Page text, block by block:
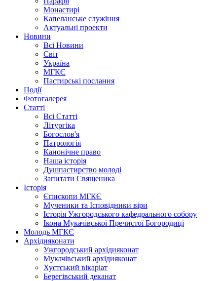
Монастирі
Капеланське служіння
Актуальні проекти
Новини
Всі Новини
Світ
Україна
МГКЄ
Пастирські послання
Події
Фотогалерея
Статті
Всі Статті
Літургіка
Богослов'я
Патрологія
Канонічне право
Наша історія
Душпастирство молоді
Запитати Священика
Історія
Єпископи МГКЄ
Мученики та Ісповідники віри
Історія Ужгородського кафедрального собору
Ікона Мукачівської Пречистої Богородиці
Молодь МГКЄ
Архідияконати
Ужгородський архідияконат
Мукачівський архідияконат
Хустський вікаріат
Берегівський деканат